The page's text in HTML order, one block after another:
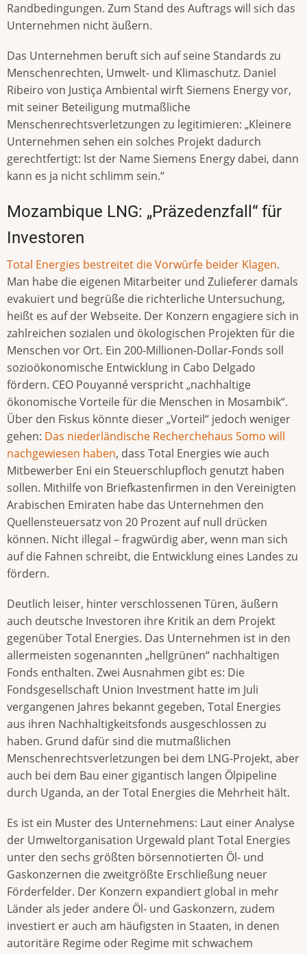
Randbedingungen. Zum Stand des Auftrags will sich das
Unternehmen nicht äußern.
Das Unternehmen beruft sich auf seine Standards zu
Menschenrechten, Umwelt- und Klimaschutz. Daniel
Ribeiro von Justiça Ambiental wirft Siemens Energy vor,
mit seiner Beteiligung mutmaßliche
Menschenrechtsverletzungen zu legitimieren: „Kleinere
Unternehmen sehen ein solches Projekt dadurch
gerechtfertigt: Ist der Name Siemens Energy dabei, dann
kann es ja nicht schlimm sein.“
Mozambique LNG: „Präzedenzfall“ für
Investoren
Total Energies bestreitet die Vorwürfe beider Klagen.
Man habe die eigenen Mitarbeiter und Zulieferer damals
evakuiert und begrüße die richterliche Untersuchung,
heißt es auf der Webseite. Der Konzern engagiere sich in
zahlreichen sozialen und ökologischen Projekten für die
Menschen vor Ort. Ein 200-Millionen-Dollar-Fonds soll
sozioökonomische Entwicklung in Cabo Delgado
fördern. CEO Pouyanné verspricht „nachhaltige
ökonomische Vorteile für die Menschen in Mosambik“.
Über den Fiskus könnte dieser „Vorteil“ jedoch weniger
gehen: Das niederländische Recherchehaus Somo will
nachgewiesen haben, dass Total Energies wie auch
Mitbewerber Eni ein Steuerschlupfloch genutzt haben
sollen. Mithilfe von Briefkastenfirmen in den Vereinigten
Arabischen Emiraten habe das Unternehmen den
Quellensteuersatz von 20 Prozent auf null drücken
können. Nicht illegal – fragwürdig aber, wenn man sich
auf die Fahnen schreibt, die Entwicklung eines Landes zu
fördern.
Deutlich leiser, hinter verschlossenen Türen, äußern
auch deutsche Investoren ihre Kritik an dem Projekt
gegenüber Total Energies. Das Unternehmen ist in den
allermeisten sogenannten „hellgrünen“ nachhaltigen
Fonds enthalten. Zwei Ausnahmen gibt es: Die
Fondsgesellschaft Union Investment hatte im Juli
vergangenen Jahres bekannt gegeben, Total Energies
aus ihren Nachhaltigkeitsfonds ausgeschlossen zu
haben. Grund dafür sind die mutmaßlichen
Menschenrechtsverletzungen bei dem LNG-Projekt, aber
auch bei dem Bau einer gigantisch langen Ölpipeline
durch Uganda, an der Total Energies die Mehrheit hält.
Es ist ein Muster des Unternehmens: Laut einer Analyse
der Umweltorganisation Urgewald plant Total Energies
unter den sechs größten börsennotierten Öl- und
Gaskonzernen die zweitgrößte Erschließung neuer
Förderfelder. Der Konzern expandiert global in mehr
Länder als jeder andere Öl- und Gaskonzern, zudem
investiert er auch am häufigsten in Staaten, in denen
autoritäre Regime oder Regime mit schwachem